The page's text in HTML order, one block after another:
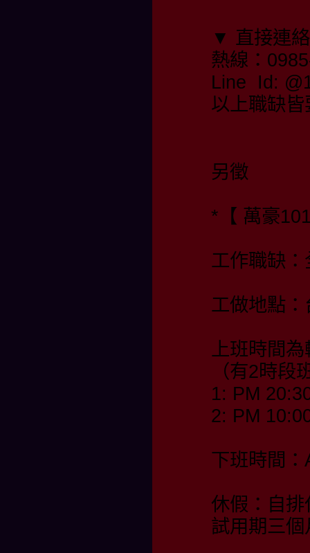
▼ 直接連
熱線：
Line Id:
以上職缺
另徵
*【 萬豪
工作職缺
工做地點
上班時間
（有2時段
1: PM
2: PM
下班時間
休假：自
試用期三